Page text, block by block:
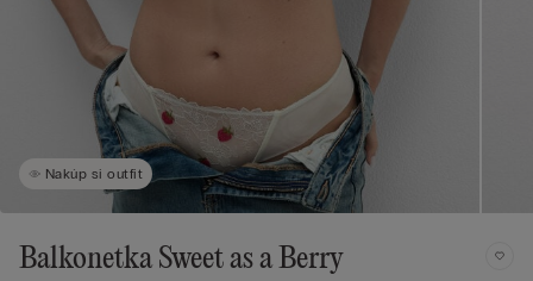
Nakúp si outfit
Balkonetka Sweet as a Berry